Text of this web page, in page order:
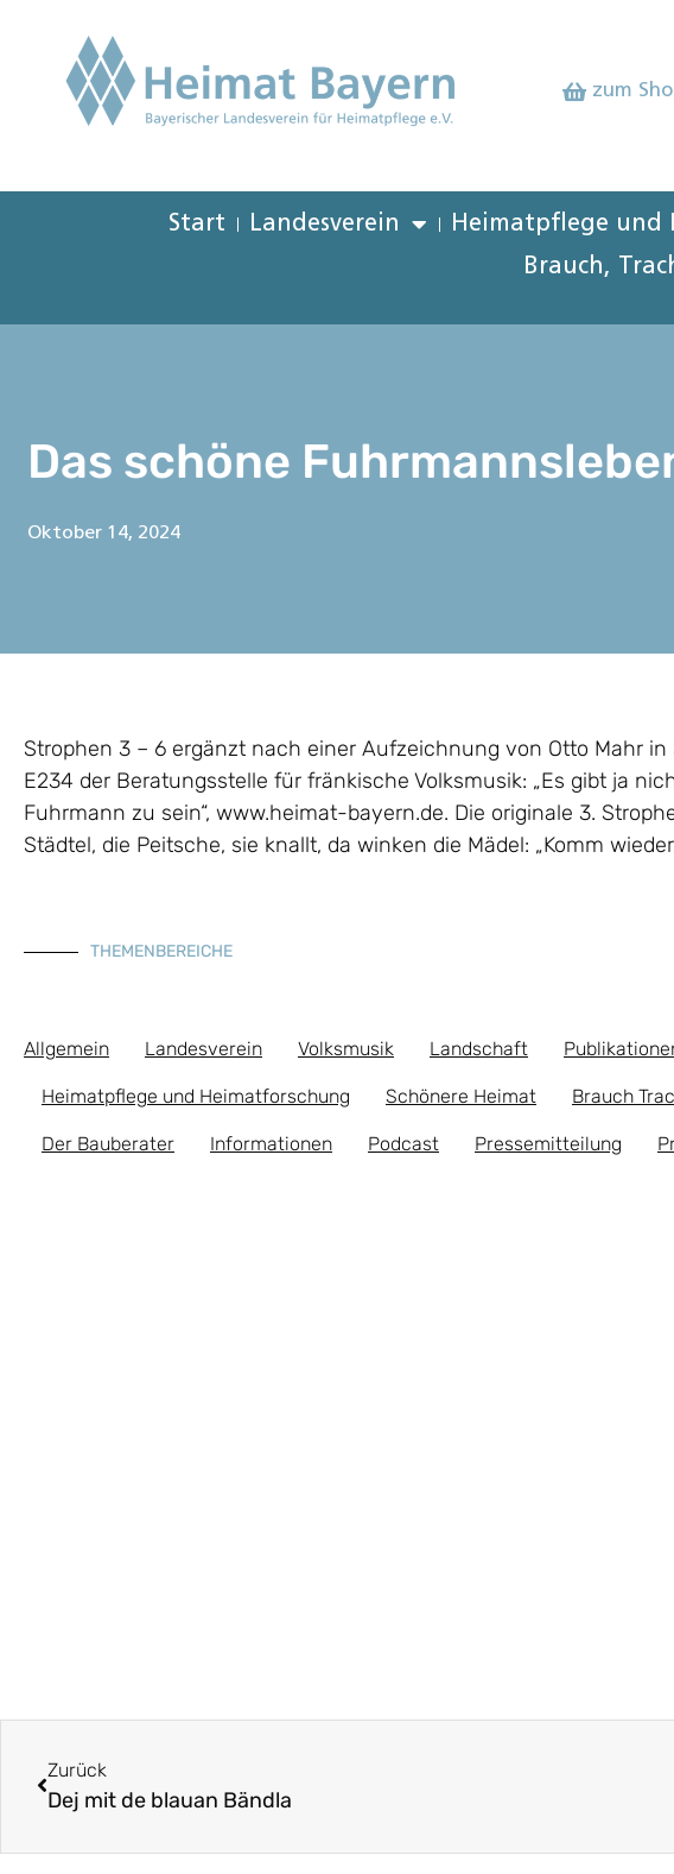
zum
Start Landesverein Heimatpflege und
Brauch,
Das schöne
Oktober 14, 2024
Strophen 3 – 6 ergänzt nach einer Aufzeichnung von Otto Mahr
E234 der Beratungsstelle für fränkische Volksmusik: „Es gibt ja
Fuhrmann zu sein“, www.heimat-bayern.de. Die originale 3.
Städtel, die Peitsche, sie knallt, da winken die Mädel: „Komm
THEMENBEREICHE
Allgemein Landesverein Volksmusik Landschaft
Heimatpflege und Heimatforschung Schönere Heimat Brauch
Der Bauberater Informationen Podcast Pressemitteilung
Zurück
Dej mit de blauan Bändla